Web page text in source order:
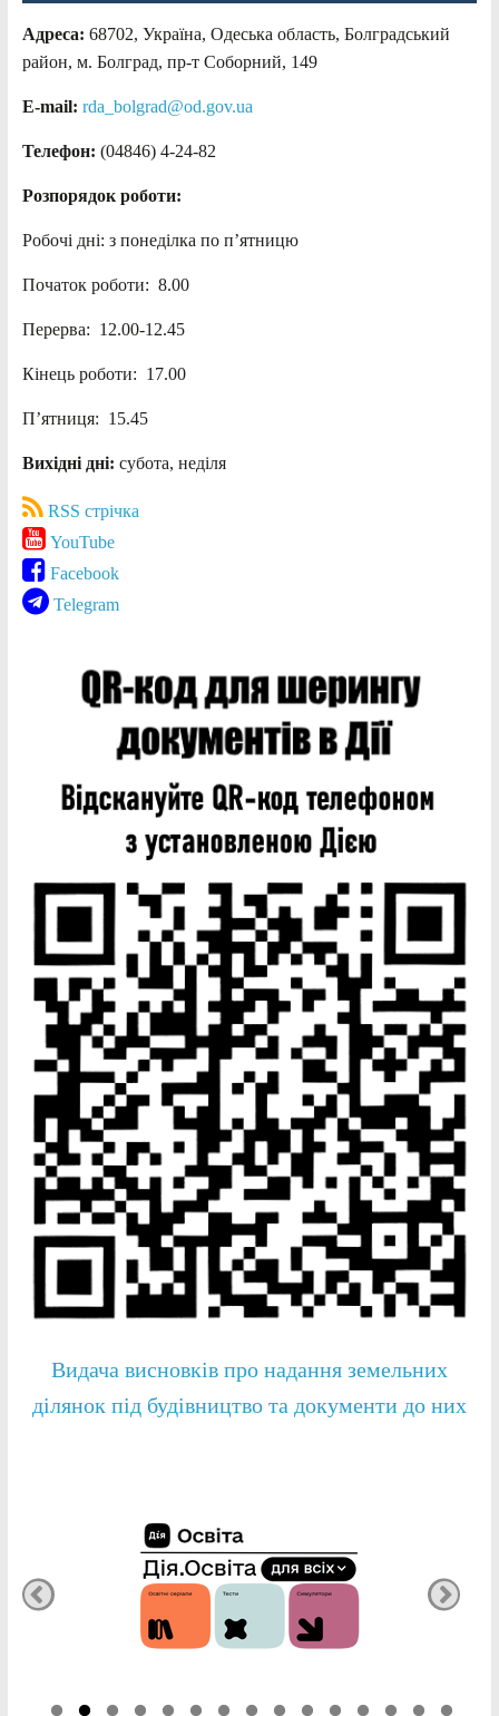
Адреса: 68702, Україна, Одеська область, Болградський
район, м. Болград, пр-т Соборний, 149
E-mail: rda_bolgrad@od.gov.ua
Телефон: (04846) 4-24-82
Розпорядок роботи:
Робочі дні: з понеділка по п’ятницю
Початок роботи: 8.00
Перерва: 12.00-12.45
Кінець роботи: 17.00
П’ятниця: 15.45
Вихідні дні: субота, неділя
RSS стрічка
YouTube
Facebook
Telegram
Видача висновків про надання земельних
ділянок під будівництво та документи до них